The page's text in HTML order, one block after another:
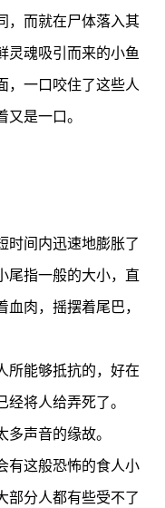
，而就在尸体落入其
灵魂吸引而来的小鱼
，一口咬住了这些人
是一口。
间内迅速地膨胀了
尾指一般的大小，直
肉，摇摆着尾巴，
能够抵抗的，好在
将人给弄死了。
声音的缘故。
这般恐怖的食人小
部分人都有些受不了